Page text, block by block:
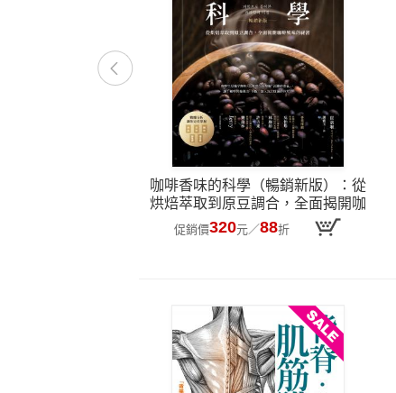
咖啡香味的科學（暢銷新版）：從
烘焙萃取到原豆調合，全面揭開咖
啡風味的祕密
促銷價320元／88折